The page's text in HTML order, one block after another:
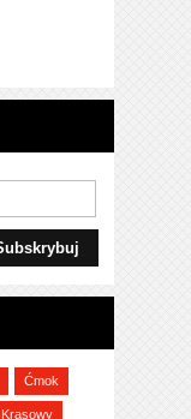
Ćmok
Krasowy